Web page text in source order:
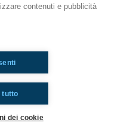
contenuti e pubblicità
tutto
dei cookie